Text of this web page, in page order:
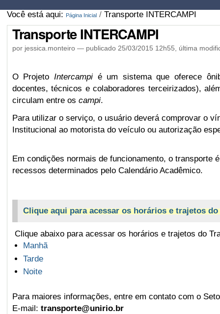
Você está aqui: Página Inicial / Transporte INTERCAMPI
Transporte INTERCAMPI
por jessica.monteiro — publicado25/03/2015 12h55, última
O Projeto Intercampié um sistema que oferece
docentes, técnicos e colaboradores terceirizados),
circulam entre os campi.
Para utilizar o serviço, o usuário deverá comprovar o
Institucional ao motorista do veículo ou autorização
Em condições normais de funcionamento, o transporte
recessos determinados pelo Calendário Acadêmico.
Clique aqui para acessar os horários e trajetos
Clique abaixo para acessar os horários e trajetos do
Manhã
Tarde
Noite
Para maiores informações, entre em contato com o
E-mail: transporte@unirio.br